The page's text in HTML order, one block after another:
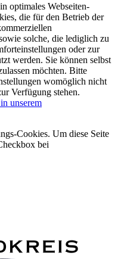
optimales Webseiten-
die für den Betrieb der
solche, die lediglich zu
oder zur
werden. Sie können selbst
möchten. Bitte
womöglich nicht
Verfügung stehen.
unserem
Cookies. Um diese Seite
bei